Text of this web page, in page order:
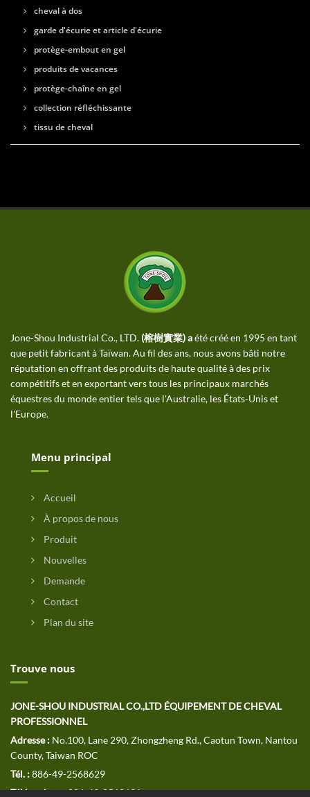
cheval à dos
garde d'écurie et article d'écurie
protège-embout en gel
produits de vacances
protège-chaîne en gel
collection réfléchissante
tissu de cheval
Jone-Shou Industrial Co., LTD. (榕樹實業) aété créé en 1995 en tant
que petit fabricant à Taïwan. Au fil des ans, nous avons bâti notre
réputation en offrant des produits de haute qualité à des prix
compétitifs et en exportant vers tous les principaux marchés
équestres du monde entier tels que l'Australie, les États-Unis et
l'Europe.
Menu principal
Accueil
À propos de nous
Produit
Nouvelles
Demande
Contact
Plan du site
Trouve nous
JONE-SHOU INDUSTRIAL CO.,LTD ÉQUIPEMENT DE CHEVAL
PROFESSIONNEL
Adresse : No.100, Lane 290, Zhongzheng Rd., Caotun Town, Nantou
County, Taiwan ROC
Tél. :886-49-2568629
Télécopieur :886-49-2568691